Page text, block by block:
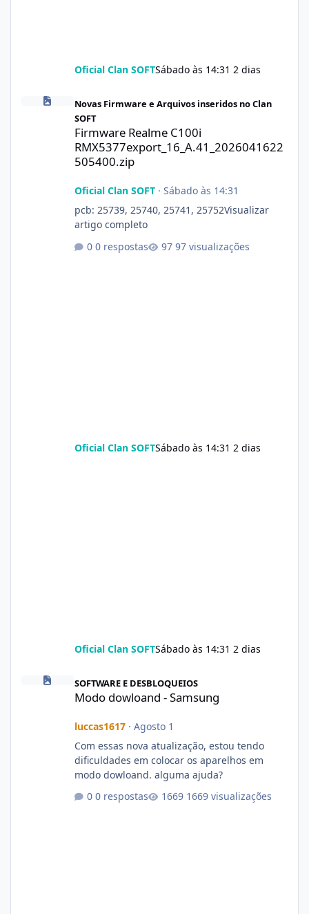
Oficial Clan SOFTSábado às 14:31 2 dias
Firmware Realme C100i
Novas Firmware e Arquivos inseridos no Clan
SOFT
Firmware Realme C100i
RMX5377export_16_A.41_2026041622
505400.zip
Oficial Clan SOFT· Sábado às 14:31
pcb: 25739, 25740, 25741, 25752Visualizar
artigo completo
0 respostas
97 visualizações
Oficial Clan SOFTSábado às 14:31 2 dias
Oficial Clan SOFTSábado às 14:31 2 dias
SOFTWARE E DESBLOQUEIOS
Modo dowloand - Samsung
luccas1617· Agosto 1
Com essas nova atualização, estou tendo
dificuldades em colocar os aparelhos em
modo dowloand. alguma ajuda?
0 respostas
1669 visualizações